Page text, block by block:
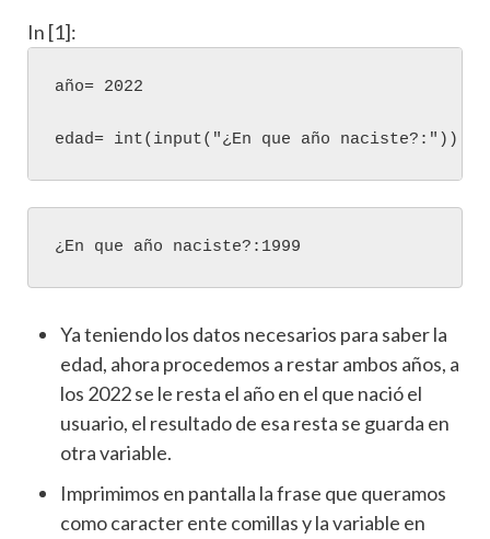
In [1]:
año= 2022
edad= int( input( "¿En que año naciste?:" ))
Ya teniendo los datos necesarios para saber la
edad, ahora procedemos a restar ambos años, a
los 2022 se le resta el año en el que nació el
usuario, el resultado de esa resta se guarda en
otra variable.
Imprimimos en pantalla la frase que queramos
como caracter ente comillas y la variable en